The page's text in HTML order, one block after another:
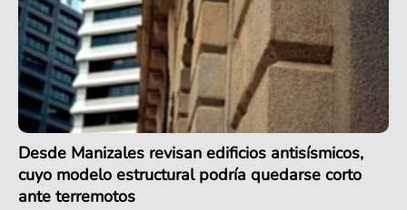
Desde Manizales revisan edificios antisísmicos,
cuyo modelo estructural podría quedarse corto
ante terremotos